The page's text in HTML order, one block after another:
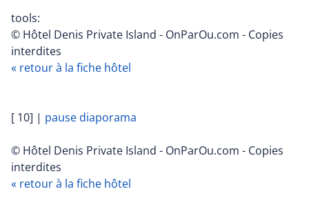
tools:
© Hôtel Denis Private Island - OnParOu.com - Copies
interdites
« retour à la fiche hôtel
[ 10] | pause diaporama
© Hôtel Denis Private Island - OnParOu.com - Copies
interdites
« retour à la fiche hôtel